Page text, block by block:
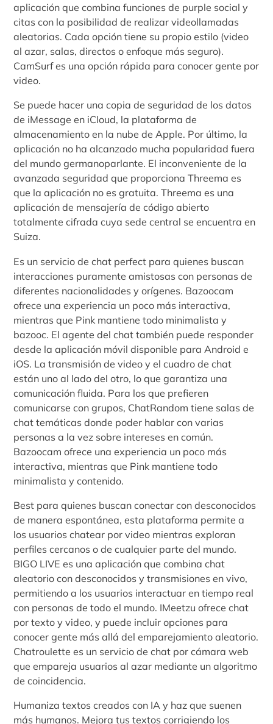
aplicación que combina funciones de purple social y
citas con la posibilidad de realizar videollamadas
aleatorias. Cada opción tiene su propio estilo (video
al azar, salas, directos o enfoque más seguro).
CamSurf es una opción rápida para conocer gente por
video.
Se puede hacer una copia de seguridad de los datos
de iMessage en iCloud, la plataforma de
almacenamiento en la nube de Apple. Por último, la
aplicación no ha alcanzado mucha popularidad fuera
del mundo germanoparlante. El inconveniente de la
avanzada seguridad que proporciona Threema es
que la aplicación no es gratuita. Threema es una
aplicación de mensajería de código abierto
totalmente cifrada cuya sede central se encuentra en
Suiza.
Es un servicio de chat perfect para quienes buscan
interacciones puramente amistosas con personas de
diferentes nacionalidades y orígenes. Bazoocam
ofrece una experiencia un poco más interactiva,
mientras que Pink mantiene todo minimalista y
bazooc. El agente del chat también puede responder
desde la aplicación móvil disponible para Android e
iOS. La transmisión de video y el cuadro de chat
están uno al lado del otro, lo que garantiza una
comunicación fluida. Para los que prefieren
comunicarse con grupos, ChatRandom tiene salas de
chat temáticas donde poder hablar con varias
personas a la vez sobre intereses en común.
Bazoocam ofrece una experiencia un poco más
interactiva, mientras que Pink mantiene todo
minimalista y contenido.
Best para quienes buscan conectar con desconocidos
de manera espontánea, esta plataforma permite a
los usuarios chatear por video mientras exploran
perfiles cercanos o de cualquier parte del mundo.
BIGO LIVE es una aplicación que combina chat
aleatorio con desconocidos y transmisiones en vivo,
permitiendo a los usuarios interactuar en tiempo real
con personas de todo el mundo. IMeetzu ofrece chat
por texto y video, y puede incluir opciones para
conocer gente más allá del emparejamiento aleatorio.
Chatroulette es un servicio de chat por cámara web
que empareja usuarios al azar mediante un algoritmo
de coincidencia.
Humaniza textos creados con IA y haz que suenen
más humanos. Mejora tus textos corrigiendo los